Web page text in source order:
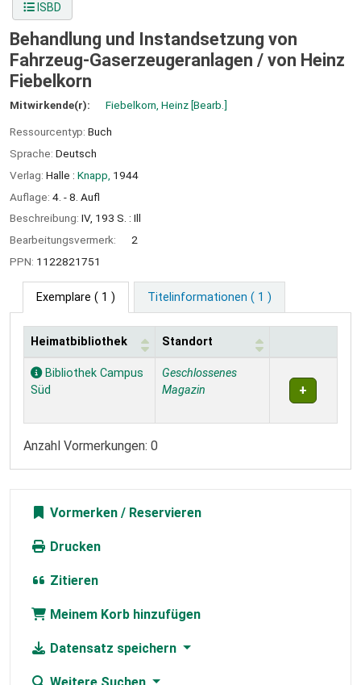
ISBD
Behandlung und Instandsetzung von
Fahrzeug-Gaserzeugeranlagen / von Heinz
Fiebelkorn
Mitwirkende(r): Fiebelkorn, Heinz [Bearb.]
Ressourcentyp: Buch
Sprache: Deutsch
Verlag: Halle : Knapp, 1944
Auflage: 4. - 8. Aufl
Beschreibung: IV, 193 S. : Ill
Bearbeitungsvermerk:
2
PPN: 1122821751
Exemplare ( 1 ) Titelinformationen ( 1 )
Exemplare
Heimatbibliothek Standort
Bibliothek Campus
Süd
Geschlossenes
Magazin
Anzahl Vormerkungen: 0
Vormerken
Drucken
Zitieren
Meinem Korb hinzufügen
Datensatz speichern